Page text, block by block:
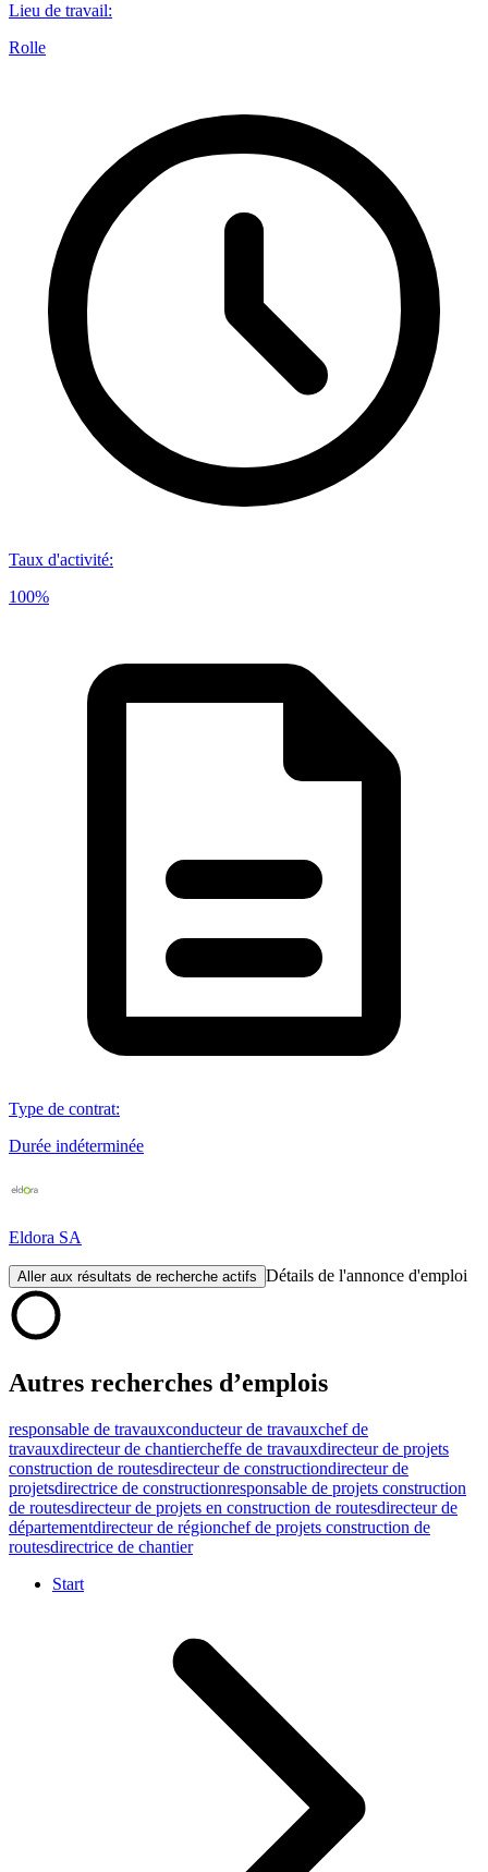
Lieu de travail:
Rolle
Taux d'activité:
100%
Type de contrat:
Durée indéterminée
Eldora SA
Aller aux résultats de recherche actifs Détails de l'annonce d'emploi
Autres recherches d’emplois
responsable de travauxconducteur de travauxchef de
travauxdirecteur de chantiercheffe de travauxdirecteur de projets
construction de routesdirecteur de constructiondirecteur de
projetsdirectrice de constructionresponsable de projets construction
de routesdirecteur de projets en construction de routesdirecteur de
départementdirecteur de régionchef de projets construction de
routesdirectrice de chantier
Start